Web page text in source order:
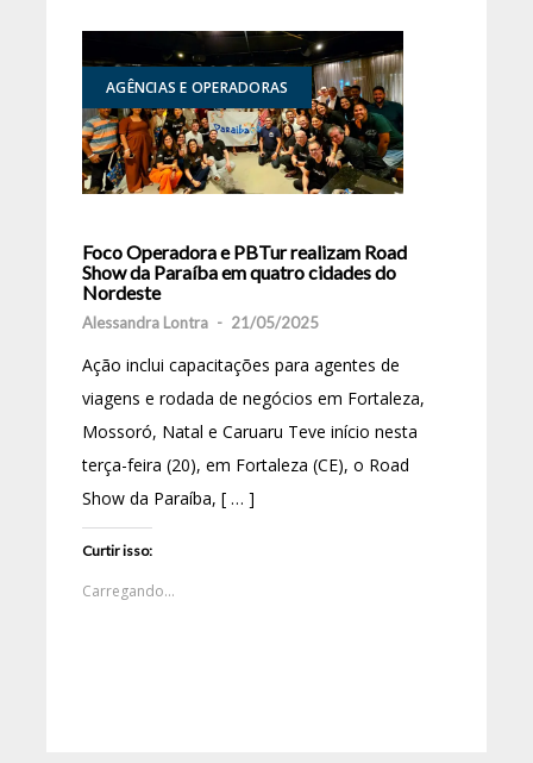
AGÊNCIAS E OPERADORAS
Foco Operadora e PBTur realizam Road
Show da Paraíba em quatro cidades do
Nordeste
Alessandra Lontra - 21/05/2025
Ação inclui capacitações para agentes de
viagens e rodada de negócios em Fortaleza,
Mossoró, Natal e Caruaru Teve início nesta
terça-feira (20), em Fortaleza (CE), o Road
Show da Paraíba, [ … ]
Curtir isso:
Carregando...